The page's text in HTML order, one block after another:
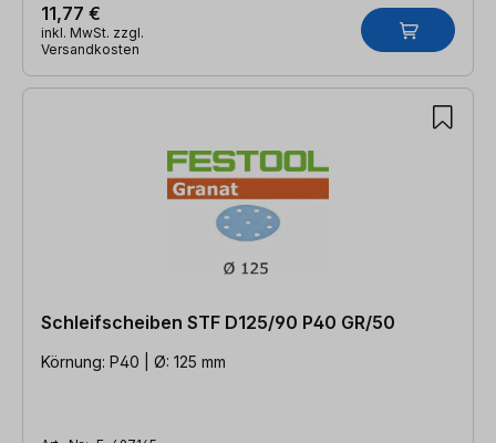
11,77 €
inkl. MwSt. zzgl.
Versandkosten
Schleifscheiben STF D125/90 P40 GR/50
Körnung: P40 | Ø: 125 mm